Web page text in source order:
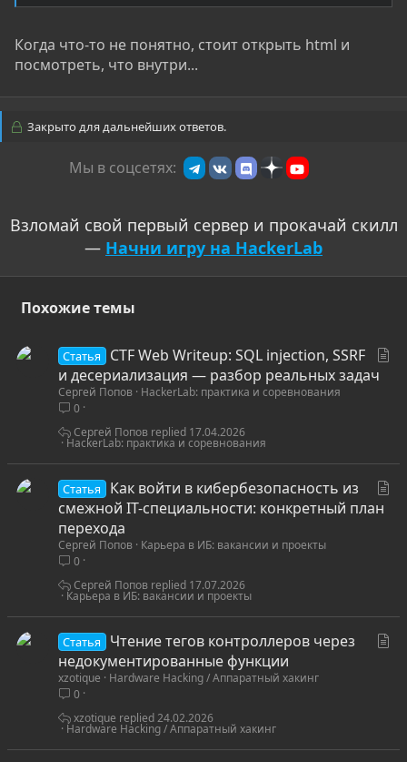
Когда что-то не понятно, стоит открыть html и
посмотреть, что внутри...
Закрыто для дальнейших ответов.
Мы в соцсетях:
Взломай свой первый сервер и прокачай скилл
— Начни игру на HackerLab
Похожие темы
Статья
CTF Web Writeup: SQL injection, SSRF
и десериализация — разбор реальных задач
Сергей Попов HackerLab: практика и соревнования
0
HackerLab: практика и соревнования
17.04.2026
Сергей Попов
Статья
Как войти в кибербезопасность из
смежной IT-специальности: конкретный план
перехода
Сергей Попов Карьера в ИБ: вакансии и проекты
0
Карьера в ИБ: вакансии и проекты
17.07.2026
Сергей Попов
Статья
Чтение тегов контроллеров через
недокументированные функции
xzotique
Hardware Hacking / Аппаратный хакинг
0
Hardware Hacking / Аппаратный хакинг
24.02.2026
xzotique